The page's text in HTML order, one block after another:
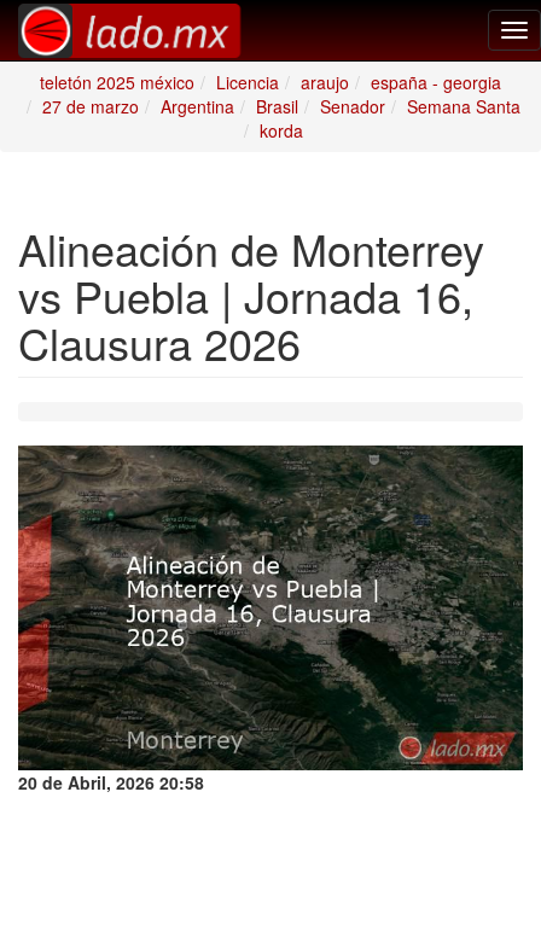
teletón 2025 méxico
Licencia araujo
españa - georgia
27 de marzo
Argentina Brasil Senador
Semana Santa
korda
Alineación de Monterrey
vs Puebla | Jornada 16,
Clausura 2026
20 de Abril, 2026 20:58